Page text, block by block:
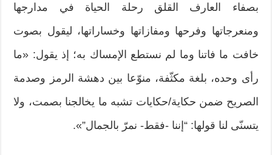
بصفاء العارف القلق رحلة الحياة في مدارجها
ومنعرجاتها وفرحها ومفازاتها وخساراتها، ليقول بصوت
خافت ما فاتنا وما لم نستطع الإمساك به؛ إذ يقول: «ما
رأى وحده، بلغة مكثّفة، منوّعا بين دهشة الرمز وصدمة
الصريح ضمن حكاية/حكايات تشبه ما يخالجنا بصمت، ولا
يتسنّى لنا قولها: “إننا -فقط- نمرّ بالجمال”».